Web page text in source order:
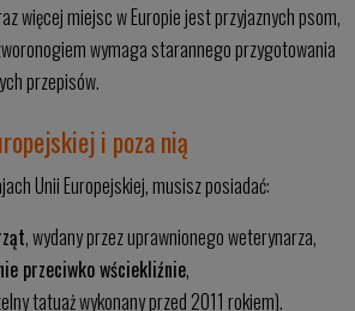
więcej miejsc w Europie jest przyjaznych psom,
wymaga starannego przygotowania
przepisów.
i poza nią
Unii Europejskiej, musisz posiadać:
, wydany przez uprawnionego weterynarza,
przeciwko wściekliźnie,
tatuaż wykonany przed 2011 rokiem).